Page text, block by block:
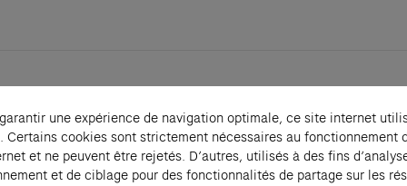
explore les perspectives et les points de
qu’offre l’architecture de Jean Nouvel, dans
de ce bâtiment du XIXe siècle.
une expérience de navigation optimale, ce site internet
Certains cookies sont strictement nécessaires au fonctionnement
et ne peuvent être rejetés. D’autres, utilisés à des fins
et de ciblage pour des fonctionnalités de partage sur les